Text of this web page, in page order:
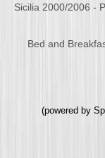
Sicilia 2000/2006 -
Bed and
(powered by